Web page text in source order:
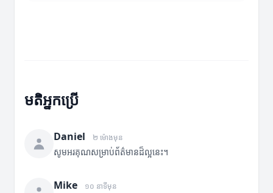
មតិអ្នកប្រើ
Daniel ២ ម៉ោងមុន
សូមអរគុណសម្រាប់ព័ត៌មានដ៏ល្អនេះ។
Mike ១០ នាទីមុន